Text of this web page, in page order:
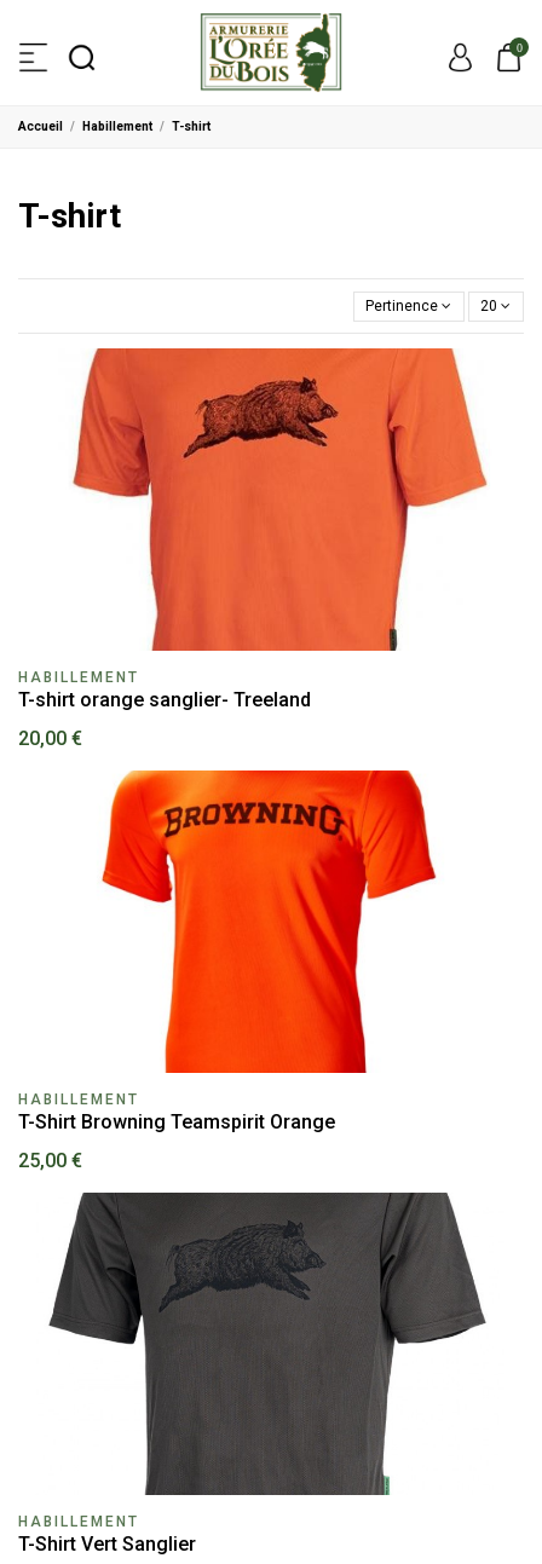
0
Accueil Habillement T-shirt
T-shirt
Pertinence 20
HABILLEMENT
T-shirt orange sanglier- Treeland
20,00 €
HABILLEMENT
T-Shirt Browning Teamspirit Orange
25,00 €
HABILLEMENT
T-Shirt Vert Sanglier